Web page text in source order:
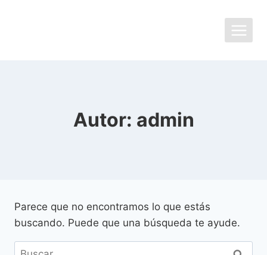
Autor: admin
Parece que no encontramos lo que estás
buscando. Puede que una búsqueda te ayude.
Buscar: